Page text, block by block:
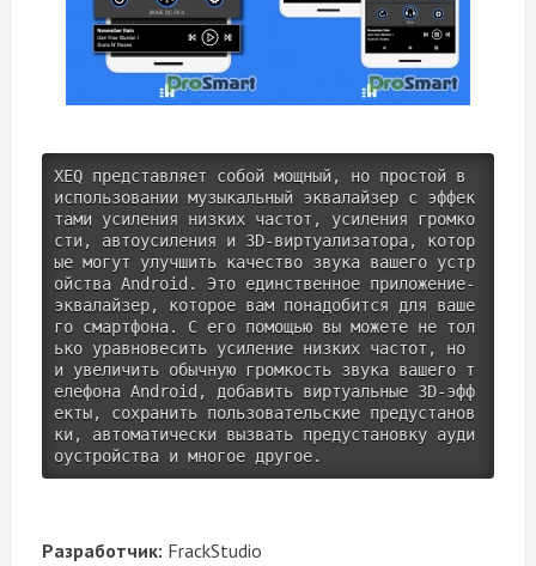
XEQ представляет собой мощный, но простой в
использовании музыкальный эквалайзер с эффек
тами усиления низких частот, усиления громко
сти, автоусиления и 3D-виртуализатора, котор
ые могут улучшить качество звука вашего устр
ойства Android. Это единственное приложение-
эквалайзер, которое вам понадобится для ваше
го смартфона. С его помощью вы можете не тол
ько уравновесить усиление низких частот, но
и увеличить обычную громкость звука вашего т
елефона Android, добавить виртуальные 3D-эфф
екты, сохранить пользовательские предустанов
ки, автоматически вызвать предустановку ауди
оустройства и многое другое.
Разработчик: FrackStudio